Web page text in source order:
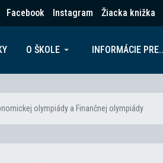
Facebook Instagram Žiacka knižka
O ŠKOLE INFORMÁCIE
olympiády a Finančnej olympiády